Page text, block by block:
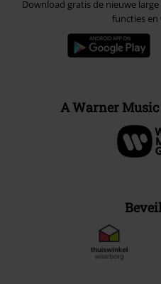
Download gratis de nieuwe
functies en
A Warner Music